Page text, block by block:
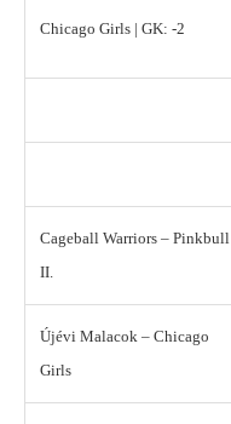
Chicago Girls | GK: -2
Cageball Warriors – Pinkbull
II.
Újévi Malacok – Chicago
Girls